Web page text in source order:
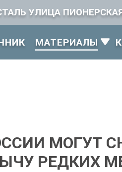
УЛИЦА
МАТЕРИАЛЫ
МОГУТ
РЕДКИХ